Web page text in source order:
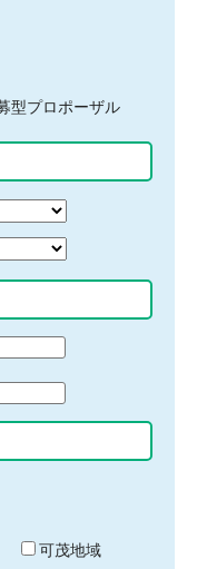
型プロポーザル
可茂地域